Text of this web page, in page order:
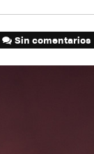
Sin comentarios